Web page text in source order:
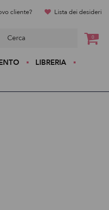
cliente? Lista dei desideri
0
LIBRERIA